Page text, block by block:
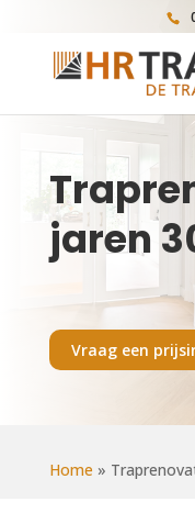
jaren
Vraag een
Home »